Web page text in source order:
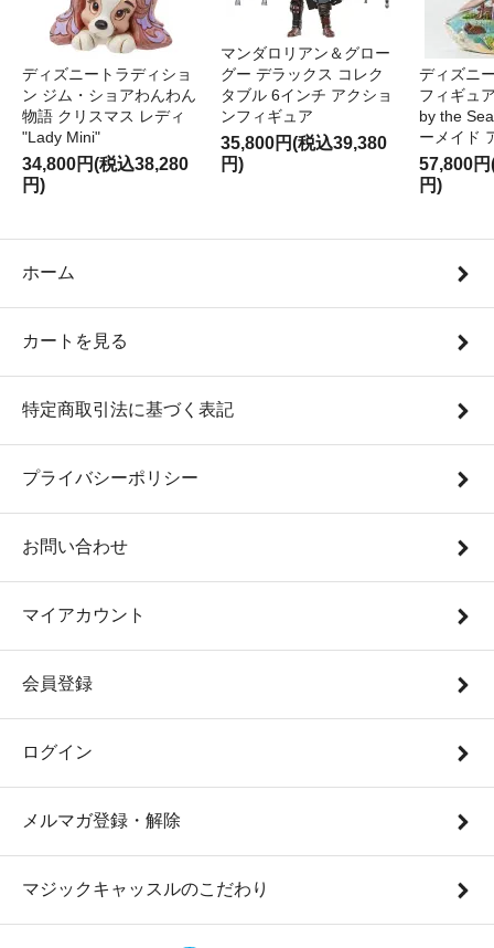
ディズニートラディショ
ン ジム・ショアわんわん
物語 クリスマス レディ
"Lady Mini"
34,800円(税込38,280
円)
マンダロリアン＆グロー
グー デラックス コレク
タブル 6インチ アクショ
ンフィギュア
35,800円(税込39,380
円)
ディズニ
フィギュ
by the
ーメイド
57,800
円)
ホーム
カートを見る
特定商取引法に基づく表記
プライバシーポリシー
お問い合わせ
マイアカウント
会員登録
ログイン
メルマガ登録・解除
マジックキャッスルのこだわり